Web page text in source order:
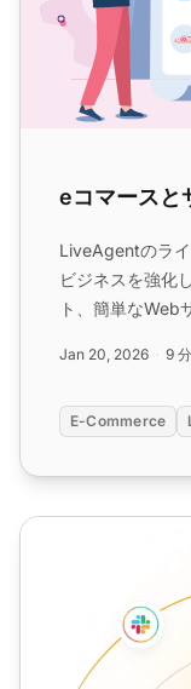
eコマースと
LiveAgentのラ
ビジネスを強化
ト、簡単なWeb
上させ、離脱率
Jan 20, 2026 9
E-Commerce
ライブチャットサポ